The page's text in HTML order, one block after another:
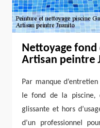
Nettoyage fond
Artisan peintre
Par manque
le fond de la piscine,
glissante et hors
d’un professionnel